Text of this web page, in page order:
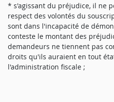
* s'agissant du préjudice, il ne
respect des volontés du
sont dans l'incapacité de
conteste le montant des
demandeurs ne tiennent pas
droits qu'ils auraient en tout
l'administration fiscale ;